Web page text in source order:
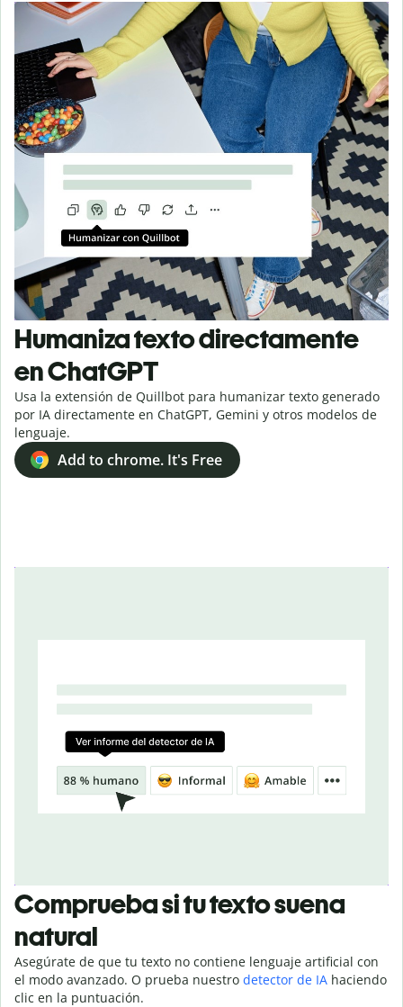
Humaniza texto directamente
en ChatGPT
Usa la extensión de Quillbot para humanizar texto generado
por IA directamente en ChatGPT, Gemini y otros modelos de
lenguaje.
Add to chrome. It's Free
Comprueba si tu texto suena
natural
Asegúrate de que tu texto no contiene lenguaje artificial con
el modo avanzado. O prueba nuestro detector de IA haciendo
clic en la puntuación.